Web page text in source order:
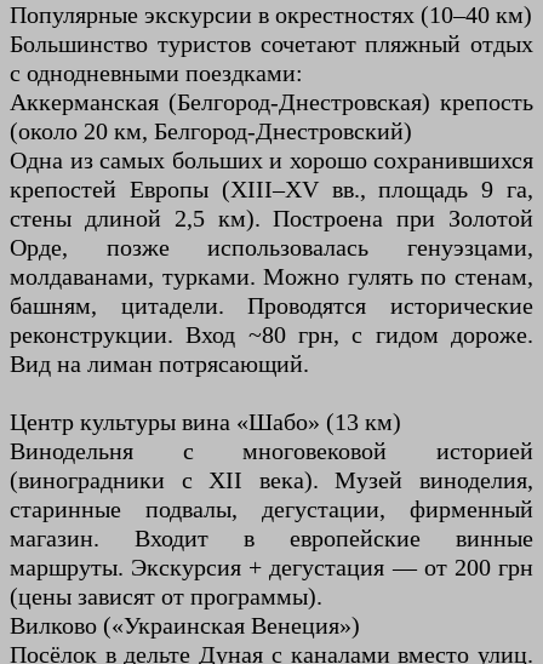
Популярные экскурсии в окрестностях (10–40 км)
Большинство туристов сочетают пляжный отдых
с однодневными поездками:
Аккерманская (Белгород-Днестровская) крепость
(около 20 км, Белгород-Днестровский)
Одна из самых больших и хорошо сохранившихся
крепостей Европы (XIII–XV вв., площадь 9 га,
стены длиной 2,5 км). Построена при Золотой
Орде, позже использовалась генуэзцами,
молдаванами, турками. Можно гулять по стенам,
башням, цитадели. Проводятся исторические
реконструкции. Вход ~80 грн, с гидом дороже.
Вид на лиман потрясающий.
Центр культуры вина «Шабо» (13 км)
Винодельня с многовековой историей
(виноградники с XII века). Музей виноделия,
старинные подвалы, дегустации, фирменный
магазин. Входит в европейские винные
маршруты. Экскурсия + дегустация — от 200 грн
(цены зависят от программы).
Вилково («Украинская Венеция»)
Посёлок в дельте Дуная с каналами вместо улиц.